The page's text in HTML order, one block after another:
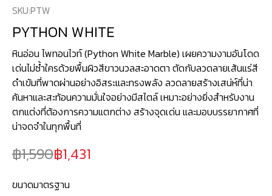
SKU:PTW
PYTHON WHITE
หินอ่อน ไพทอนไวท์ (Python White Marble) เผยความงามอันโดด
เด่นไม่ซ้ำใครด้วยพื้นผิวสีขาวนวลสะอาดตา ตัดกับลวดลายเส้นแร่สี
ดำเข้มที่พาดผ่านอย่างอิสระและทรงพลัง ลวดลายสร้างเสน่ห์ที่น่า
ค้นหาและสะท้อนความมั่นใจอย่างมีสไตล์ เหมาะอย่างยิ่งสำหรับงาน
ตกแต่งที่ต้องการความแตกต่าง สร้างจุดเด่น และมอบบรรยากาศที่
น่าจดจำในทุกพื้นที่
1,590 1,431
ขนาดมาตรฐาน